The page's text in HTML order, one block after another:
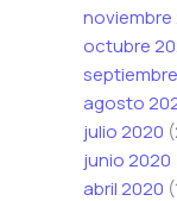
noviembre
octubre
agosto
julio 2020
junio 2020
abril 2020